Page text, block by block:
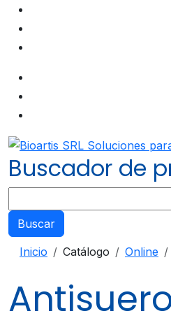
Buscador de
Buscar
Inicio
Catálogo Online